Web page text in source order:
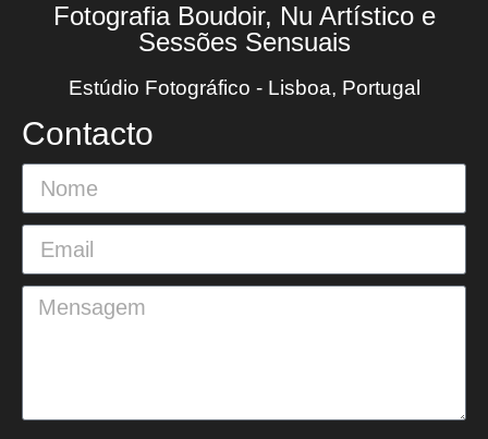
Fotografia Boudoir, Nu Artístico e
Sessões Sensuais
Estúdio Fotográfico - Lisboa, Portugal
Contacto